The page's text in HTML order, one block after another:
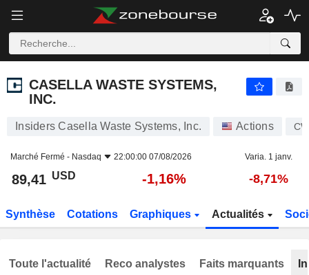
CASELLA WASTE SYSTEMS,
INC.
Insiders Casella Waste Systems, Inc. Actions
Marché Fermé - Nasdaq 22:00:00 07/08/2026 Varia. 1 janv.
89,41 USD -1,16% -8,71%
Synthèse Cotations Graphiques Actualités
Toute l'actualité Reco analystes Faits marquants